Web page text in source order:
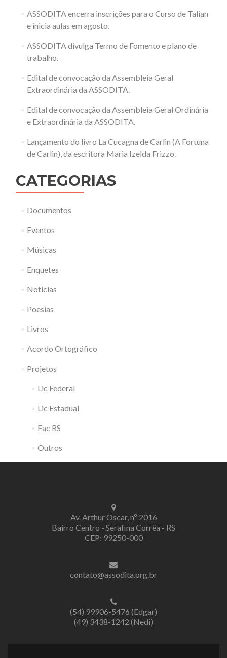
ASSODITA encerra inscrições para o Curso de Talian
e inicia aulas em agosto.
ASSODITA divulga Termo de Fomento e plano de
trabalho.
Edital de convocação da Assembleia Geral
Extraordinária da ASSODITA.
Edital de convocação da Assembleia Geral Ordinária
e Extraordinária da ASSODITA.
Lançamento do livro La Cucagna de Carlin (A Fortuna
de Carlin), da escritora Maria Izelda Frizzo.
CATEGORIAS
Documentos
Eventos
Músicas
Enquetes
Notícias
Poesias
Livros
Acordo Ortográfico
Projetos
Lic Federal
Lic Estadual
Fac RS
Outros
Av. Arthur Oscar, nº 2016
Bairro Centro - Serafina Corrêa - RS
CEP: 99250-000
contato@assodita.org.br
(54) 99906-5476 (Edgar)
(49) 3438-1242 (Nedi)